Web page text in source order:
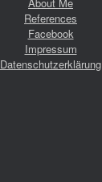
References
Facebook
Impressum
Datenschutzerklärung